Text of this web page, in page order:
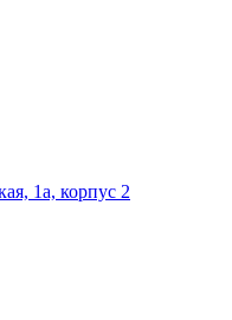
1а, корпус 2